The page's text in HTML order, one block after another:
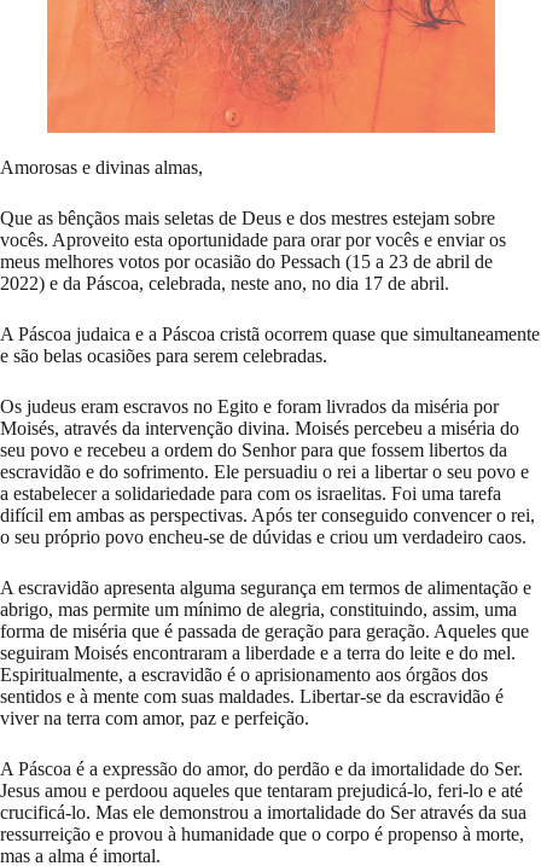
Amorosas e divinas almas,
Que as bênçãos mais seletas de Deus e dos mestres estejam sobre
vocês. Aproveito esta oportunidade para orar por vocês e enviar os
meus melhores votos por ocasião do Pessach (15 a 23 de abril de
2022) e da Páscoa, celebrada, neste ano, no dia 17 de abril.
A Páscoa judaica e a Páscoa cristã ocorrem quase que simultaneamente
e são belas ocasiões para serem celebradas.
Os judeus eram escravos no Egito e foram livrados da miséria por
Moisés, através da intervenção divina. Moisés percebeu a miséria do
seu povo e recebeu a ordem do Senhor para que fossem libertos da
escravidão e do sofrimento. Ele persuadiu o rei a libertar o seu povo e
a estabelecer a solidariedade para com os israelitas. Foi uma tarefa
difícil em ambas as perspectivas. Após ter conseguido convencer o rei,
o seu próprio povo encheu-se de dúvidas e criou um verdadeiro caos.
A escravidão apresenta alguma segurança em termos de alimentação e
abrigo, mas permite um mínimo de alegria, constituindo, assim, uma
forma de miséria que é passada de geração para geração. Aqueles que
seguiram Moisés encontraram a liberdade e a terra do leite e do mel.
Espiritualmente, a escravidão é o aprisionamento aos órgãos dos
sentidos e à mente com suas maldades. Libertar-se da escravidão é
viver na terra com amor, paz e perfeição.
A Páscoa é a expressão do amor, do perdão e da imortalidade do Ser.
Jesus amou e perdoou aqueles que tentaram prejudicá-lo, feri-lo e até
crucificá-lo. Mas ele demonstrou a imortalidade do Ser através da sua
ressurreição e provou à humanidade que o corpo é propenso à morte,
mas a alma é imortal.